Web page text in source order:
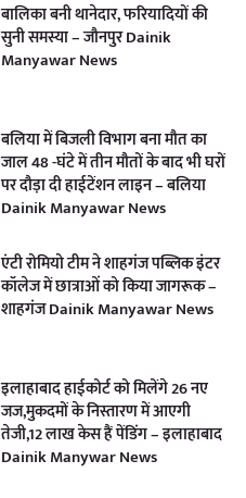
बालिका बनी थानेदार, फरियादियों की
सुनी समस्या – जौनपुर Dainik
Manyawar News
बलिया में बिजली विभाग बना मौत का
जाल 48 -घंटे में तीन मौतों के बाद भी घरों
पर दौड़ा दी हाईटेंशन लाइन – बलिया
Dainik Manyawar News
एंटी रोमियो टीम ने शाहगंज पब्लिक इंटर
कॉलेज में छात्राओं को किया जागरूक –
शाहगंज Dainik Manyawar News
इलाहाबाद हाईकोर्ट को मिलेंगे 26 नए
जज,मुकदमों के निस्तारण में आएगी
तेजी,12 लाख केस हैं पेंडिंग – इलाहाबाद
Dainik Manywar News